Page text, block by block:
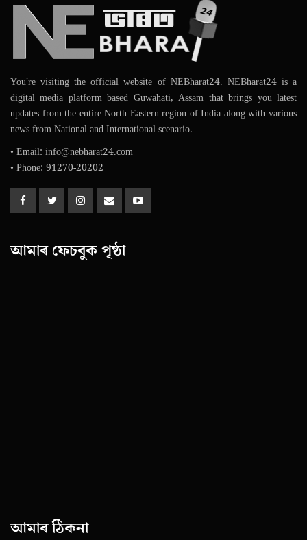
You're visiting the official website of NEBharat24. NEBharat24 is a
digital media platform based Guwahati, Assam that brings you latest
updates from the entire North Eastern region of India along with various
news from National and International scenario.
• Email: info@nebharat24.com
• Phone: 91270-20202
আমাৰ ফেচবুক পৃষ্ঠা
আমাৰ ঠিকনা